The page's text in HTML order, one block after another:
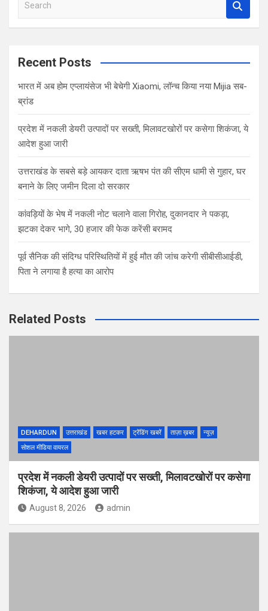
a
c
Recent Posts
भारत में अब होम एप्लायंसेज भी बेचेगी Xiaomi, लॉन्च किया नया Mijia सब-
ब्रांड
प्रदेश में नकली डेयरी उत्पादों पर सख्ती, मिलावटखोरों पर कसेगा शिकंजा, ये
आदेश हुआ जारी
उत्तराखंड के सबसे बड़े आयकर दाता ऋषभ पंत की सीएम धामी से गुहार, घर
बनाने के लिए जमीन दिला दो सरकार
कांवड़ियों के भेष में नकली नोट चलाने वाला गिरोह, दुकानदार ने पकड़ा,
झटका देकर भागे, 30 हजार की फेक करेंसी बरामद
पूर्व सैनिक की संदिग्ध परिस्थितियों में हुई मौत की जांच करेगी सीबीसीआईडी,
पिता ने लगाया है हत्या का आरोप
Related Posts
DEHARDUN उत्तराखंड खबर हटकर ट्रेंडिंग खबरें ताज़ा ख़बर
न्यूज़
सोशल मीडिया वायरल
प्रदेश में नकली डेयरी उत्पादों पर सख्ती, मिलावटखोरों पर कसेगा
शिकंजा, ये आदेश हुआ जारी
August 8, 2026 admin